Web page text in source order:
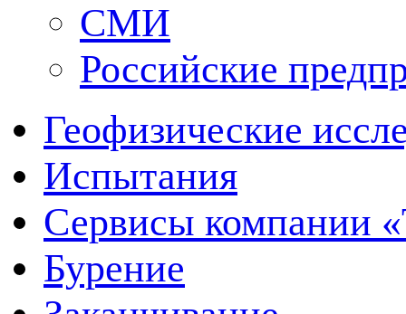
СМИ
Российские
Геофизические
Испытания
Сервисы компании
Бурение